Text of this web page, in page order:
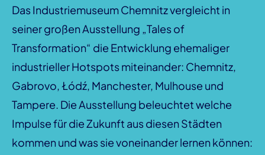
Das Industriemuseum Chemnitz vergleicht in
seiner großen Ausstellung „Tales of
Transformation“ die Entwicklung ehemaliger
industrieller Hotspots miteinander: Chemnitz,
Gabrovo, Łódź, Manchester, Mulhouse und
Tampere. Die Ausstellung beleuchtet welche
Impulse für die Zukunft aus diesen Städten
kommen und was sie voneinander lernen können: